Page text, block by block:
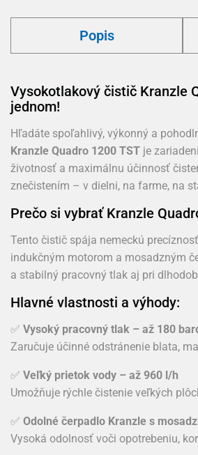
Popis
Vysokotlakový čistič Kranzle
jednom!
Hľadáte spoľahlivý, výkonný a
Kranzle Quadro 1200 TST je
životnosť a maximálnu účinnosť
znečistením – v dielni, na farme, na
Prečo si vybrať Kranzle
Tento čistič spája nemeckú
indukčným motorom a mosadzným
a stabilný pracovný tlak aj pri
Hlavné vlastnosti a výhody:
✅ Vysoký pracovný tlak – až 180
Zaručuje účinné odstránenie blata,
✅ Veľký prietok vody – až 960 l/h
Umožňuje rýchle čistenie veľkých
✅ Odolné čerpadlo Kranzle s
Vysoká odolnosť voči opotrebeniu,